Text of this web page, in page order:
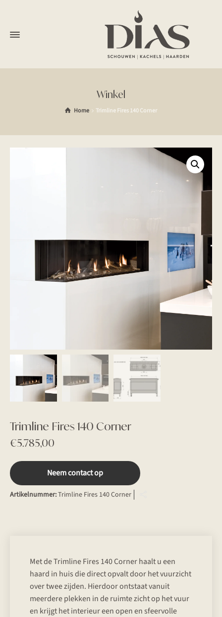
Winkel
Home Trimline Fires 140 Corner
Trimline Fires 140 Corner
€5.785,00
Neem contact op
Artikelnummer:Trimline Fires 140 Corner
Met de Trimline Fires 140 Corner haalt u een
haard in huis die direct opvalt door het vuurzicht
over twee zijden. Hierdoor ontstaat vanuit
meerdere plekken in de ruimte zicht op het vuur
en krijgt het interieur een open en sfeervolle